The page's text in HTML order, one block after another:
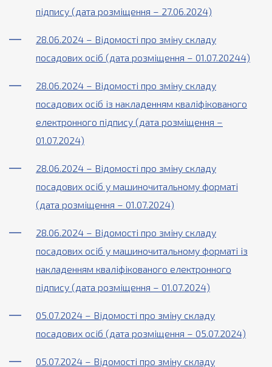
підпису (дата розміщення – 27.06.2024)
28.06.2024 – Відомості про зміну складу
посадових осіб (дата розміщення – 01.07.20244)
28.06.2024 – Відомості про зміну складу
посадових осіб із накладенням кваліфікованого
електронного підпису (дата розміщення –
01.07.2024)
28.06.2024 – Відомості про зміну складу
посадових осіб у машиночитальному форматі
(дата розміщення – 01.07.2024)
28.06.2024 – Відомості про зміну складу
посадових осіб у машиночитальному форматі із
накладенням кваліфікованого електронного
підпису (дата розміщення – 01.07.2024)
05.07.2024 – Відомості про зміну складу
посадових осіб (дата розміщення – 05.07.2024)
05.07.2024 – Відомості про зміну складу